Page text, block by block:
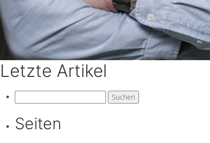
Letzte Artikel
nach:
Seiten